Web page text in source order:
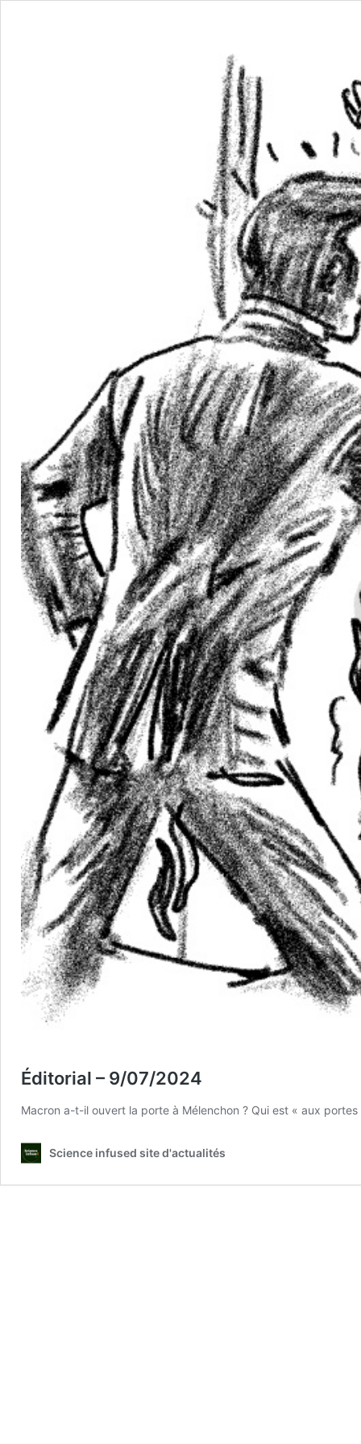
Éditorial – 9/07/2024
Macron a-t-il ouvert la porte à Mélenchon ? Qui est « aux
Science infused site d'actualités